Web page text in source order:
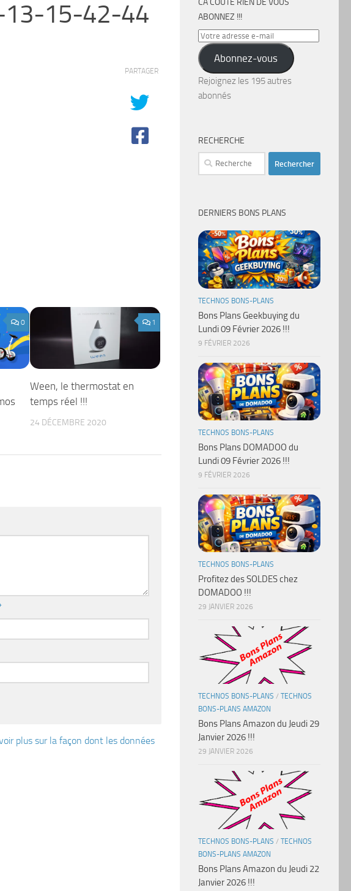
13-15-42-44
PARTAGER
0 1
Ween, le thermostat en
temps réel !!!
24 DÉCEMBRE 2020
plus sur la façon dont les données
CA COÛTE RIEN DE VOUS
ABONNEZ !!!
Votre
adresse
e-
mail
Abonnez-vous
Rejoignez les 195 autres
abonnés
RECHERCHE
Rechercher :
DERNIERS BONS PLANS
TECHNOS BONS-PLANS
Bons Plans Geekbuying du
Lundi 09 Février 2026 !!!
9 FÉVRIER 2026
TECHNOS BONS-PLANS
Bons Plans DOMADOO du
Lundi 09 Février 2026 !!!
9 FÉVRIER 2026
TECHNOS BONS-PLANS
Profitez des SOLDES chez
DOMADOO !!!
29 JANVIER 2026
TECHNOS BONS-PLANS / TECHNOS
BONS-PLANS AMAZON
Bons Plans Amazon du Jeudi 29
Janvier 2026 !!!
29 JANVIER 2026
TECHNOS BONS-PLANS / TECHNOS
BONS-PLANS AMAZON
Bons Plans Amazon du Jeudi 22
Janvier 2026 !!!